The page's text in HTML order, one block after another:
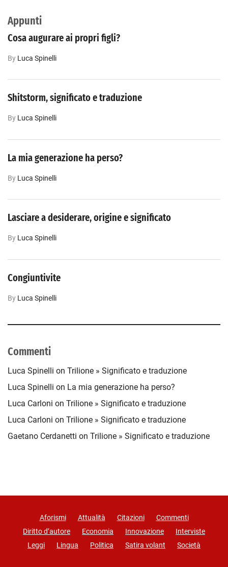
Appunti
Cosa augurare ai propri figli?
By Luca‎ Spinelli
Shitstorm, significato e traduzione
By Luca‎ Spinelli
La mia generazione ha perso?
By Luca‎ Spinelli
Lasciare a desiderare, origine e significato
By Luca‎ Spinelli
Congiuntivite
By Luca‎ Spinelli
Commenti
Luca‎ Spinelli on Trilione » Significato e traduzione
Luca Spinelli on La mia generazione ha perso?
Luca Carloni on Trilione » Significato e traduzione
Luca Carloni on Trilione » Significato e traduzione
Gaetano Cerdanetti on Trilione » Significato e traduzione
Aforismi Attualità Citazioni
Commenti
Diritto d’autore
Economia Innovazione
Interviste
Leggi
Lingua Politica Satira volant Società